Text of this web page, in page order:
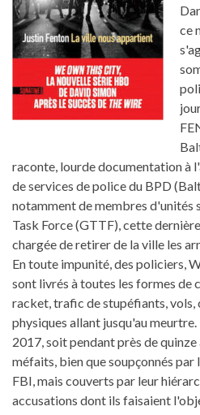
ce
raconte, lourde documentation à
de services de police du BPD
notamment de membres d'unités
Task Force (GTTF), cette
chargée de retirer de la ville les
En toute impunité, des policiers,
sont livrés à toutes les formes de
racket, trafic de stupéfiants, vols,
physiques allant jusqu'au
2017, soit pendant près de
méfaits, bien que soupçonnés
FBI, mais couverts par leur
accusations dont ils faisaient